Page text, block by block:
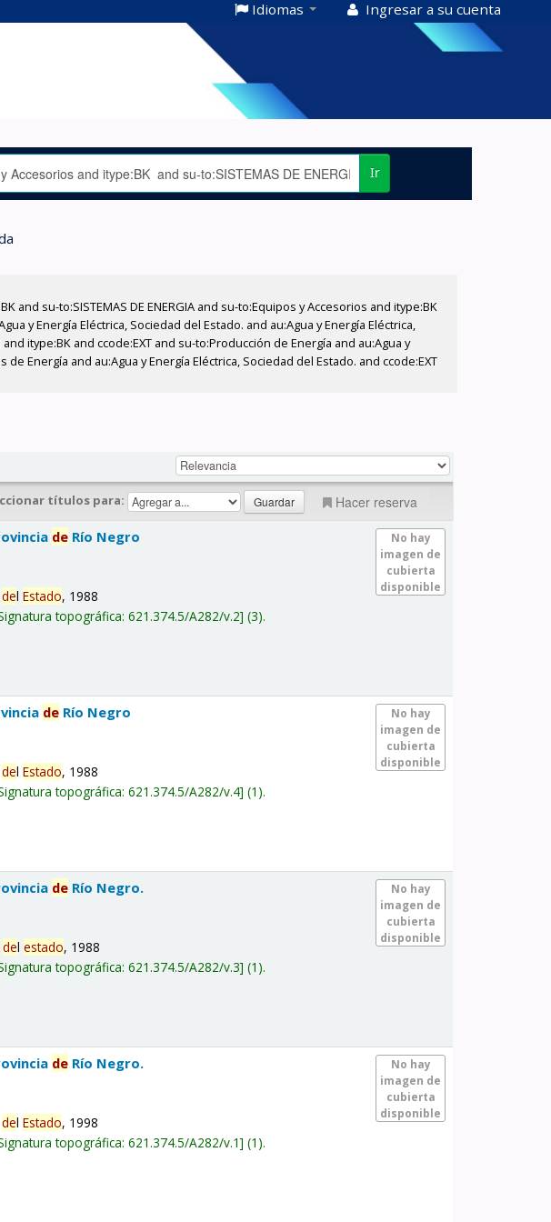
Idiomas Ingresar a su cuenta
Ir
su-to:SISTEMAS DE ENERGIA and su-to:Equipos y Accesorios and itype:BK
y Energía Eléctrica, Sociedad del Estado. and au:Agua y Energía Eléctrica,
itype:BK and ccode:EXT and su-to:Producción de Energía and au:Agua y
Energía and au:Agua y Energía Eléctrica, Sociedad del Estado. and ccode:EXT
títulos para: Hacer reserva
No hay
imagen de
cubierta
disponible
de Río Negro
delEstado, 1988
topográfica:621.374.5/A282/v.2 (3).
No hay
imagen de
cubierta
disponible
de Río Negro
delEstado, 1988
topográfica:621.374.5/A282/v.4 (1).
No hay
imagen de
cubierta
disponible
de Río Negro.
delestado, 1988
topográfica:621.374.5/A282/v.3 (1).
No hay
imagen de
cubierta
disponible
de Río Negro.
delEstado, 1998
topográfica:621.374.5/A282/v.1 (1).